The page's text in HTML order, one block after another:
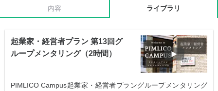
内容 ライブラリ
起業家・経営者プラン 第13回グ
ループメンタリング（2時間）
PIMLICO Campus起業家・経営者プラングループメンタリング